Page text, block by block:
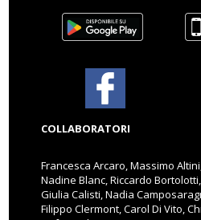
COLLABORATORI
Francesca Arcaro, Massimo
Nadine Blanc, Riccardo
Giulia Calisti, Nadia
Filippo Clermont, Carol Di Vito,